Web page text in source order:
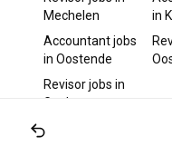
Mechelen
in
Accountantjobs
in Oostende
Revisorjobs in
Genk